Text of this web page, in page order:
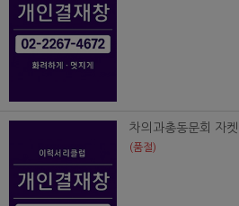
차의과총동문회 자켓
(품절)